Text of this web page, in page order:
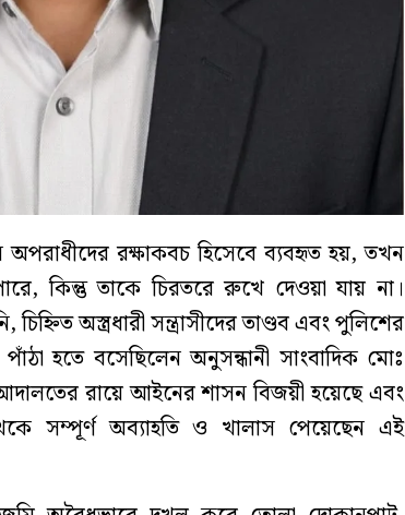
রক্ষাকবচ হিসেবে ব্যবহৃত হয়, তখন
কিন্তু তাকে চিরতরে রুখে দেওয়া যায় না।
অস্ত্রধারী সন্ত্রাসীদের তাণ্ডব এবং পুলিশের
হতে বসেছিলেন অনুসন্ধানী সাংবাদিক মোঃ
রায়ে আইনের শাসন বিজয়ী হয়েছে এবং
সম্পূর্ণ অব্যাহতি ও খালাস পেয়েছেন এই